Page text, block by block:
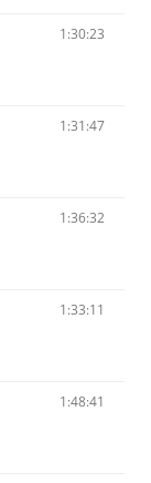
1:30:23
1:31:47
1:36:32
1:33:11
1:48:41